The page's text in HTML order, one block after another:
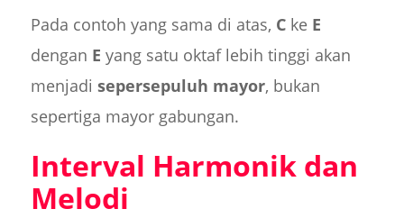
Pada contoh yang sama di atas, Cke E
dengan E yang satu oktaf lebih tinggi akan
menjadi sepersepuluh mayor, bukan
sepertiga mayor gabungan.
Interval Harmonik dan
Melodi